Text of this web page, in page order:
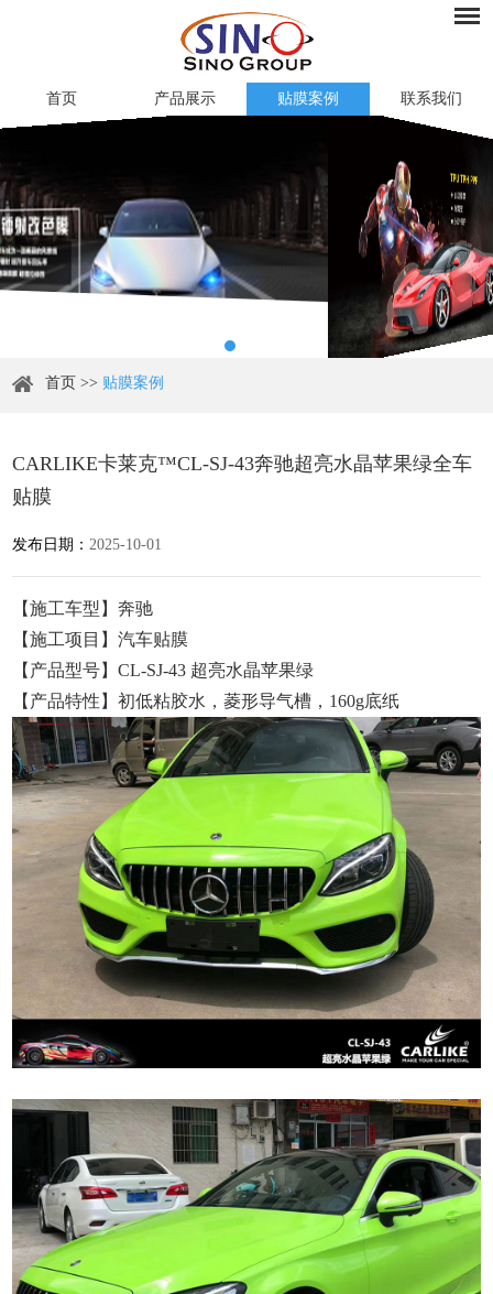
首页 产品展示 贴膜案例 联系我们
首页 >> 贴膜案例
CARLIKE卡莱克™CL-SJ-43奔驰超亮水晶苹果绿全车
贴膜
发布日期： 2025-10-01
【施工车型】奔驰
【施工项目】汽车贴膜
【产品型号】CL-SJ-43 超亮水晶苹果绿
【产品特性】初低粘胶水，菱形导气槽，160g底纸